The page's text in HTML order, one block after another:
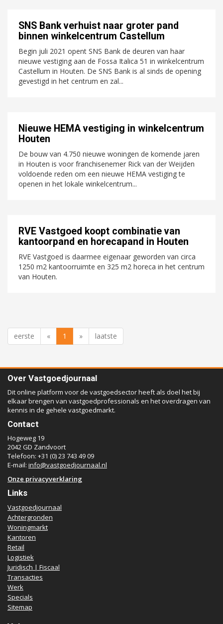
SNS Bank verhuist naar groter pand
binnen winkelcentrum Castellum
Begin juli 2021 opent SNS Bank de deuren van haar
nieuwe vestiging aan de Fossa Italica 51 in winkelcentrum
Castellum in Houten. De SNS Bank is al sinds de opening
gevestigd in het centrum en zal...
Nieuwe HEMA vestiging in winkelcentrum
Houten
De bouw van 4.750 nieuwe woningen de komende jaren
in Houten is voor franchisenemer Rick van der Weijden
voldoende reden om een nieuwe HEMA vestiging te
openen in het lokale winkelcentrum...
RVE Vastgoed koopt combinatie van
kantoorpand en horecapand in Houten
RVE Vastgoed is daarmee eigenaar geworden van circa
1250 m2 kantoorruimte en 325 m2 horeca in het centrum
van Houten.
eerste « 1 » laatste
Over Vastgoedjournaal
Dit online platform voor de vastgoedsector heeft als doel het bij
elkaar brengen van vastgoedprofessionals en het overdragen van
kennis in de gehele vastgoedmarkt.
Contact
Hogeweg 19
2042 GD Zandvoort
Telefoon: +31 (0) 23 743 49 09
E-mail: info@vastgoedjournaal.nl
Onze privacyverklaring
Links
Vastgoedjournaal
Achtergronden
Woningmarkt
Kantoren
Retail
Logistiek
Juridisch | Fiscaal
Transacties
Werk
Specials
Sitemap